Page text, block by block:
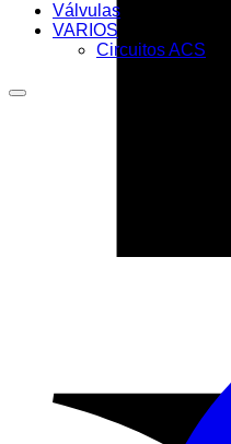
Válvulas
VARIOS
Circuitos ACS